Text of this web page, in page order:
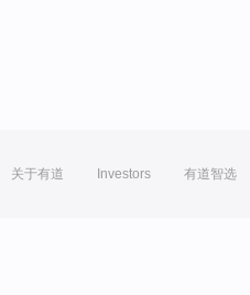
关于有道 Investors 有道智选